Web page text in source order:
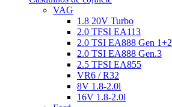
VAG
1.8 20V Turbo
2.0 TFSI EA113
2.0 TSI EA888 Gen 1+2
2.0 TSI EA888 Gen.3
2.5 TFSI EA855
VR6 / R32
8V 1.8-2.0l
16V 1.8-2.0l